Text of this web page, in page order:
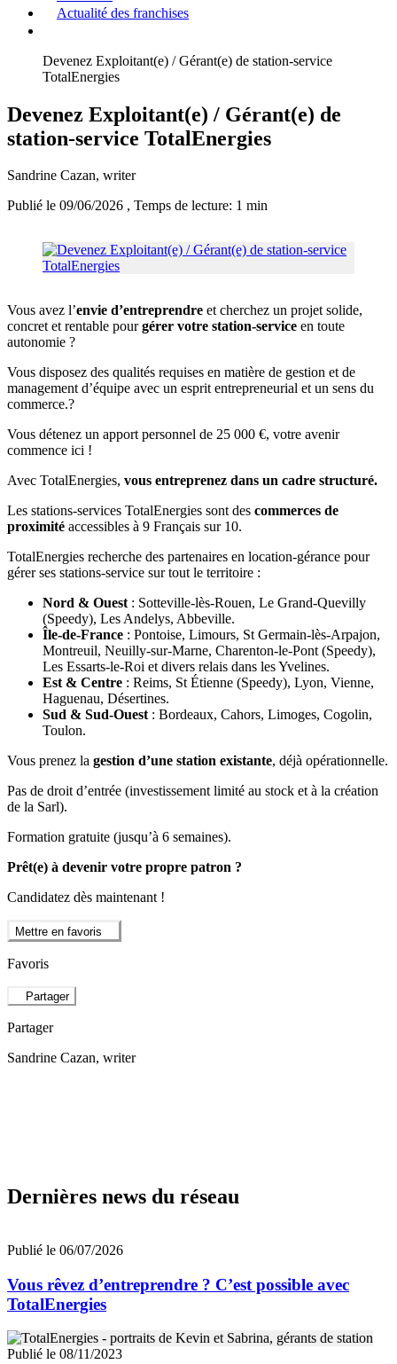
Actualité des franchises
Devenez Exploitant(e) / Gérant(e) de station-service
TotalEnergies
Devenez Exploitant(e) / Gérant(e) de
station-service TotalEnergies
Sandrine Cazan, writer
Publié le 09/06/2026 , Temps de lecture: 1 min
Vous avez l’envie d’entreprendre et cherchez un projet solide,
concret et rentable pourgérer votre station-service en toute
autonomie ?
Vous disposez des qualités requises en matière de gestion et de
management d’équipe avec un esprit entrepreneurial et un sens du
commerce.?
Vous détenez un apport personnel de 25 000 €, votre avenir
commence ici !
Avec TotalEnergies, vous entreprenez dans un cadre structuré.
Les stations-services TotalEnergies sont des commerces de
proximité accessibles à 9 Français sur 10.
TotalEnergies recherche des partenaires en location-gérance pour
gérer ses stations-service sur tout le territoire :
Nord & Ouest: Sotteville-lès-Rouen, Le Grand-Quevilly
(Speedy), Les Andelys, Abbeville.
Île-de-France : Pontoise, Limours, St Germain-lès-Arpajon,
Montreuil, Neuilly-sur-Marne, Charenton-le-Pont (Speedy),
Les Essarts-le-Roi et divers relais dans les Yvelines.
Est & Centre : Reims, St Étienne (Speedy), Lyon, Vienne,
Haguenau, Désertines.
Sud & Sud-Ouest: Bordeaux, Cahors, Limoges, Cogolin,
Toulon.
Vous prenez la gestion d’une station existante, déjà opérationnelle.
Pas de droit d’entrée (investissement limité au stock et à la création
de la Sarl).
Formation gratuite (jusqu’à 6 semaines).
Prêt(e) à devenir votre propre patron ?
Candidatez dès maintenant !
Mettre en favoris
Favoris
Partager
Partager
Sandrine Cazan, writer
Dernières news du réseau
Publié le 06/07/2026
Vous rêvez d’entreprendre ? C’est possible avec
TotalEnergies
Publié le 08/11/2023